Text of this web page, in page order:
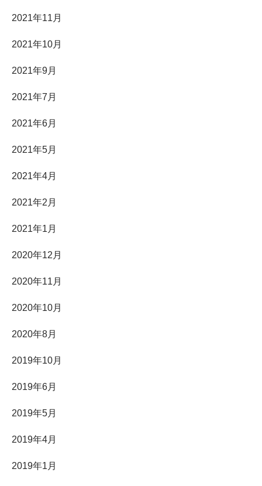
2021年11月
2021年10月
2021年9月
2021年7月
2021年6月
2021年5月
2021年4月
2021年2月
2021年1月
2020年12月
2020年11月
2020年10月
2020年8月
2019年10月
2019年6月
2019年5月
2019年4月
2019年1月